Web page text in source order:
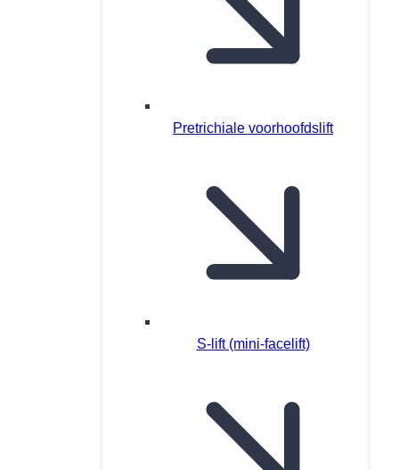
Pretrichiale voorhoofdslift
S-lift (mini-facelift)